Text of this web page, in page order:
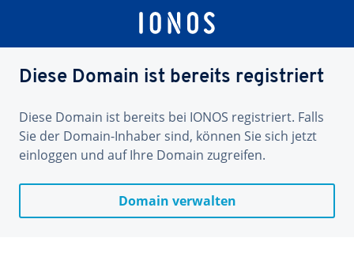
Diese Domain ist bereits registriert
Diese Domain ist bereits bei IONOS registriert. Falls
Sie der Domain-Inhaber sind, können Sie sich jetzt
einloggen und auf Ihre Domain zugreifen.
Domain verwalten